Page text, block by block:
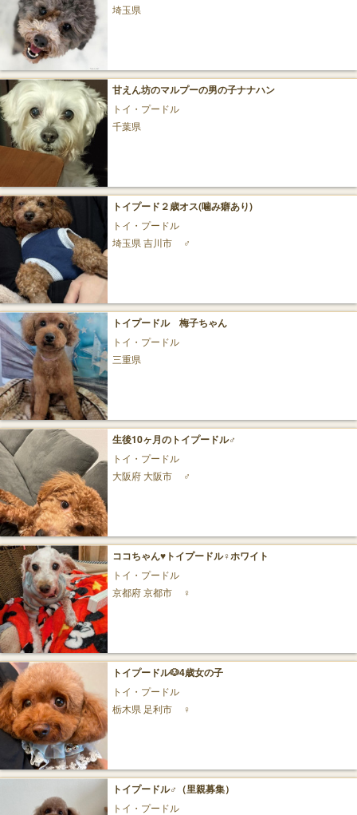
埼玉県
甘えん坊のマルプーの男の子ナナハン
トイ・プードル
千葉県
トイプード２歳オス(噛み癖あり)
トイ・プードル
埼玉県 吉川市
♂
トイプードル 梅子ちゃん
トイ・プードル
三重県
生後10ヶ月のトイプードル♂
トイ・プードル
大阪府 大阪市
♂
ココちゃん♥トイプードル♀ホワイト
トイ・プードル
京都府 京都市
♀
トイプードル🐶4歳女の子
トイ・プードル
栃木県 足利市
♀
トイプードル♂（里親募集）
トイ・プードル